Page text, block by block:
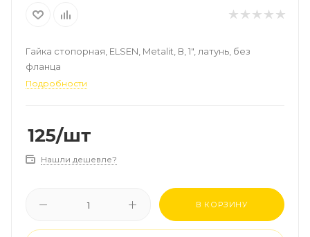
Гайка стопорная, ELSEN, Metalit, В, 1", латунь, без
фланца
Подробности
125/шт
Нашли дешевле?
В КОРЗИНУ